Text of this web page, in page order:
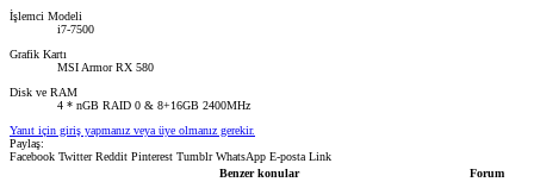
İşlemci Modeli
i7-7500
Grafik Kartı
MSI Armor RX 580
Disk ve RAM
4 * nGB RAID 0 & 8+16GB 2400MHz
Yanıt için giriş yapmanız veya üye olmanız gerekir.
Paylaş:
Facebook Twitter Reddit Pinterest Tumblr WhatsApp E-posta Link
Benzer konular
Forum